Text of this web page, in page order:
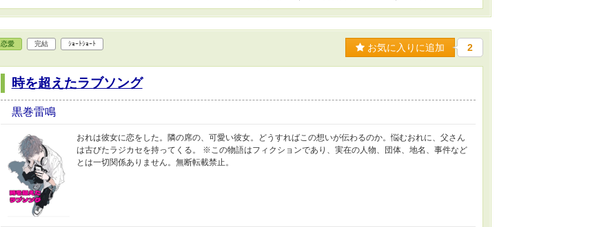
恋愛 完結 ｼｮｰﾄｼｮｰﾄ お気に入りに追加 2
時を超えたラブソング
黒巻雷鳴
おれは彼女に恋をした。隣の席の、可愛い彼女。どうすればこの想いが伝わるのか。悩むおれに、父さん
は古びたラジカセを持ってくる。 ※この物語はフィクションであり、実在の人物、団体、地名、事件など
とは一切関係ありません。無断転載禁止。